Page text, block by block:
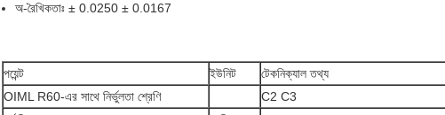
অ-রৈখিকতাঃ ± 0.0250 ± 0.0167
পয়েন্ট ইউনিট
টেকনিক্যাল তথ্য
OIML R60-এর সাথে নির্ভুলতা শ্রেণি
C2 C3